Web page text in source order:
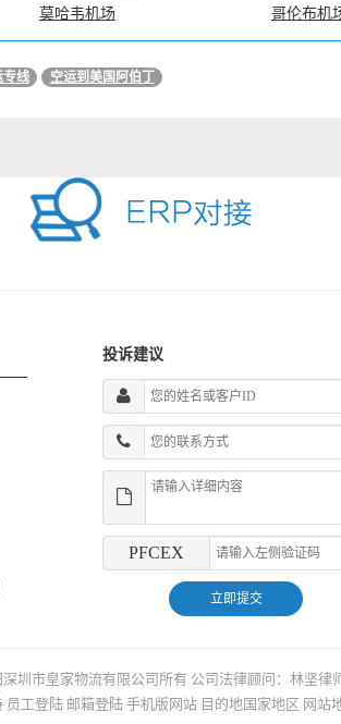
莫哈韦机场 哥伦布机
专线 空运到美国阿伯丁
投诉建议
PFCEX
圳市皇家物流有限公司所有 公司法律顾问：林坚律
员工登陆 邮箱登陆 手机版网站 目的地国家地区 网站